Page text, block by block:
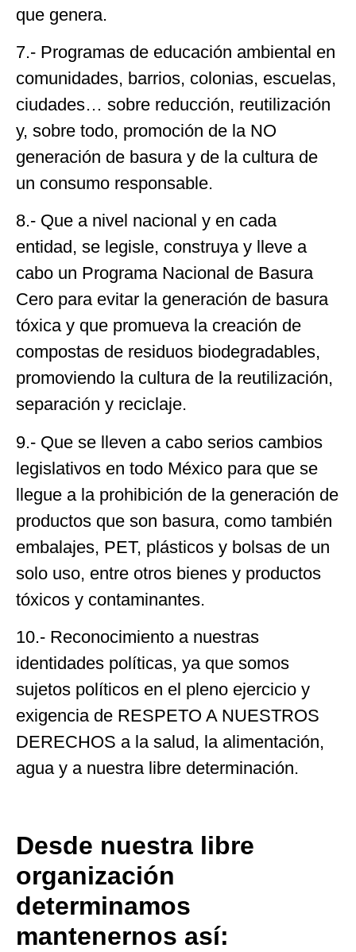
que genera.
7.- Programas de educación ambiental en
comunidades, barrios, colonias, escuelas,
ciudades… sobre reducción, reutilización
y, sobre todo, promoción de la NO
generación de basura y de la cultura de
un consumo responsable.
8.- Que a nivel nacional y en cada
entidad, se legisle, construya y lleve a
cabo un Programa Nacional de Basura
Cero para evitar la generación de basura
tóxica y que promueva la creación de
compostas de residuos biodegradables,
promoviendo la cultura de la reutilización,
separación y reciclaje.
9.- Que se lleven a cabo serios cambios
legislativos en todo México para que se
llegue a la prohibición de la generación de
productos que son basura, como también
embalajes, PET, plásticos y bolsas de un
solo uso, entre otros bienes y productos
tóxicos y contaminantes.
10.- Reconocimiento a nuestras
identidades políticas, ya que somos
sujetos políticos en el pleno ejercicio y
exigencia de RESPETO A NUESTROS
DERECHOS a la salud, la alimentación,
agua y a nuestra libre determinación.
Desde nuestra libre
organización
determinamos
mantenernos así: